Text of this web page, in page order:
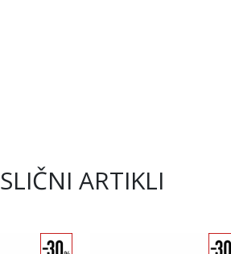
SLIČNI ARTIKLI